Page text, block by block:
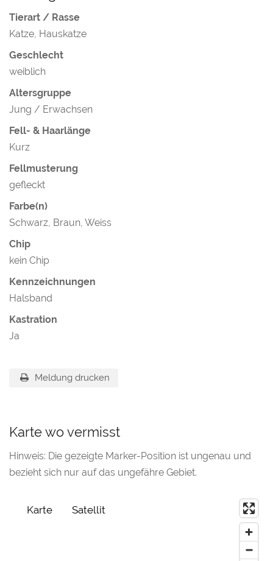
Tierart / Rasse
Katze, Hauskatze
Geschlecht
weiblich
Altersgruppe
Jung / Erwachsen
Fell- & Haarlänge
Kurz
Fellmusterung
gefleckt
Farbe(n)
Schwarz, Braun, Weiss
Chip
kein Chip
Kennzeichnungen
Halsband
Kastration
Ja
Meldung drucken
Karte wo vermisst
Hinweis: Die gezeigte Marker-Position ist ungenau und
bezieht sich nur auf das ungefähre Gebiet.
Karte Satellit